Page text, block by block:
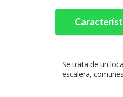
Se trata de un
escalera,